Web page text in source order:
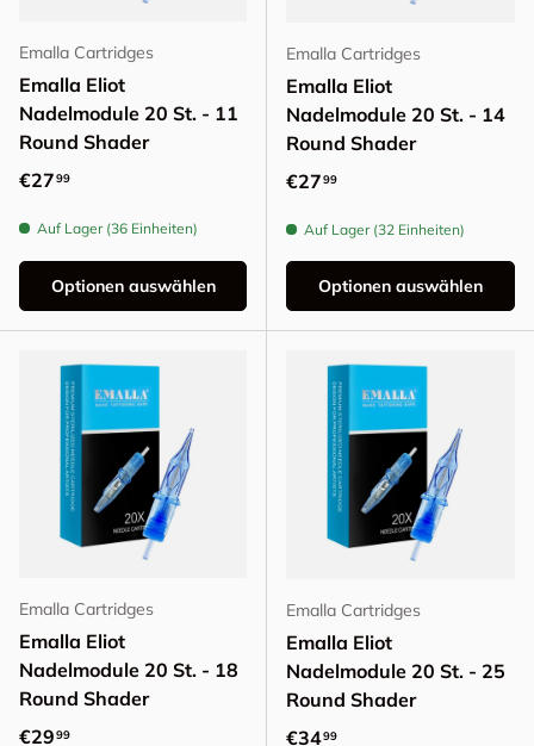
Emalla Cartridges
Emalla Eliot
Nadelmodule 20 St. - 11
Round Shader
Normaler Preis
€2799
Auf Lager (36 Einheiten)
Optionen auswählen
Emalla Cartridges
Emalla Eliot
Nadelmodule 20 St. - 14
Round Shader
Normaler Preis
€2799
Auf Lager (32 Einheiten)
Optionen auswählen
Emalla Cartridges
Emalla Eliot
Nadelmodule 20 St. - 18
Round Shader
Normaler Preis
€2999
Emalla Cartridges
Emalla Eliot
Nadelmodule 20 St. - 25
Round Shader
Normaler Preis
€3499